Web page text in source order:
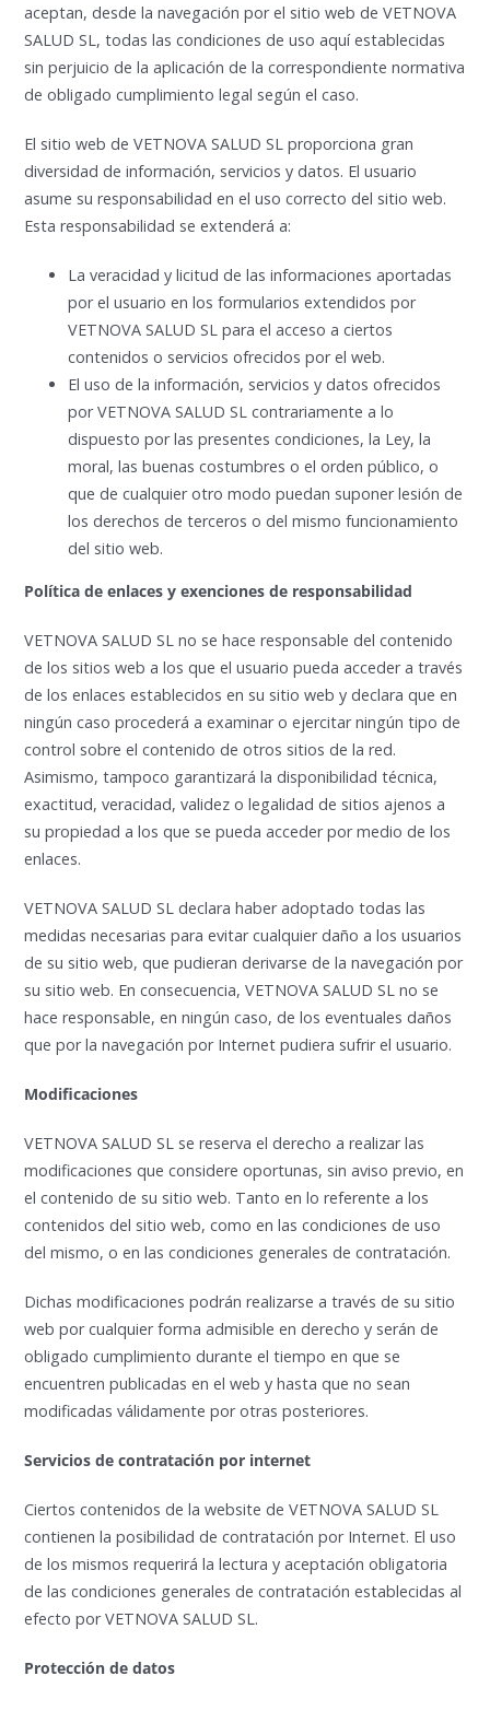
aceptan, desde la navegación por el sitio web de VETNOVA
SALUD SL, todas las condiciones de uso aquí establecidas
sin perjuicio de la aplicación de la correspondiente normativa
de obligado cumplimiento legal según el caso.
El sitio web de VETNOVA SALUD SL proporciona gran
diversidad de información, servicios y datos. El usuario
asume su responsabilidad en el uso correcto del sitio web.
Esta responsabilidad se extenderá a:
La veracidad y licitud de las informaciones aportadas
por el usuario en los formularios extendidos por
VETNOVA SALUD SL para el acceso a ciertos
contenidos o servicios ofrecidos por el web.
El uso de la información, servicios y datos ofrecidos
por VETNOVA SALUD SL contrariamente a lo
dispuesto por las presentes condiciones, la Ley, la
moral, las buenas costumbres o el orden público, o
que de cualquier otro modo puedan suponer lesión de
los derechos de terceros o del mismo funcionamiento
del sitio web.
Política de enlaces y exenciones de responsabilidad
VETNOVA SALUD SL no se hace responsable del contenido
de los sitios web a los que el usuario pueda acceder a través
de los enlaces establecidos en su sitio web y declara que en
ningún caso procederá a examinar o ejercitar ningún tipo de
control sobre el contenido de otros sitios de la red.
Asimismo, tampoco garantizará la disponibilidad técnica,
exactitud, veracidad, validez o legalidad de sitios ajenos a
su propiedad a los que se pueda acceder por medio de los
enlaces.
VETNOVA SALUD SL declara haber adoptado todas las
medidas necesarias para evitar cualquier daño a los usuarios
de su sitio web, que pudieran derivarse de la navegación por
su sitio web. En consecuencia, VETNOVA SALUD SL no se
hace responsable, en ningún caso, de los eventuales daños
que por la navegación por Internet pudiera sufrir el usuario.
Modificaciones
VETNOVA SALUD SL se reserva el derecho a realizar las
modificaciones que considere oportunas, sin aviso previo, en
el contenido de su sitio web. Tanto en lo referente a los
contenidos del sitio web, como en las condiciones de uso
del mismo, o en las condiciones generales de contratación.
Dichas modificaciones podrán realizarse a través de su sitio
web por cualquier forma admisible en derecho y serán de
obligado cumplimiento durante el tiempo en que se
encuentren publicadas en el web y hasta que no sean
modificadas válidamente por otras posteriores.
Servicios de contratación por internet
Ciertos contenidos de la website de VETNOVA SALUD SL
contienen la posibilidad de contratación por Internet. El uso
de los mismos requerirá la lectura y aceptación obligatoria
de las condiciones generales de contratación establecidas al
efecto por VETNOVA SALUD SL.
Protección de datos